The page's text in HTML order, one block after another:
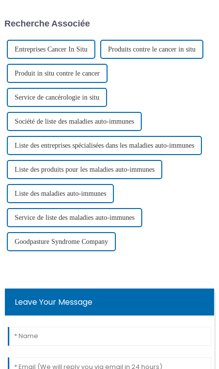
souligne l'importance...
Recherche Associée
Entreprises Cancer In Situ Produits contre le cancer in situ
Produit in situ contre le cancer
Service de cancérologie in situ
Société de liste des maladies auto-immunes
Liste des entreprises spécialisées dans les maladies auto-immunes
Liste des produits pour les maladies auto-immunes
Liste des maladies auto-immunes
Service de liste des maladies auto-immunes
Goodpasture Syndrome Company
Leave Your Message